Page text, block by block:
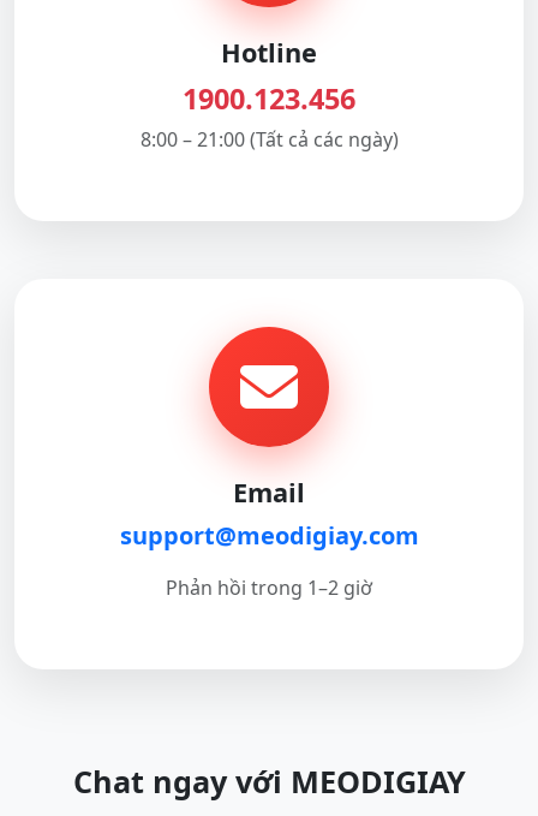
Hotline
1900.123.456
8:00 – 21:00 (Tất cả các ngày)
Email
support@meodigiay.com
Phản hồi trong 1–2 giờ
Chat ngay với MEODIGIAY